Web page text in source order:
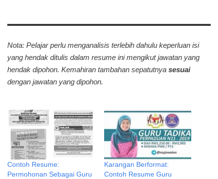
Nota: Pelajar perlu menganalisis terlebih dahulu keperluan isi
yang hendak ditulis dalam resume ini mengikut jawatan yang
hendak dipohon. Kemahiran tambahan sepatutnya sesuai
dengan jawatan yang dipohon.
Contoh Resume:
Permohonan Sebagai Guru
Karangan Berformat:
Contoh Resume Guru